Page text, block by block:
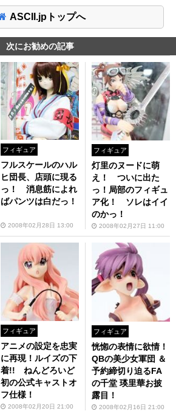
ASCII.jpトップへ
次にお勧めの記事
フィギュア
フルスケールのハル
ヒ団長、店頭に現る
っ！ 消息筋によれ
ばパンツは白だっ！
2008年02月28日 13:00
フィギュア
灯里のヌードに萌
え！ ついに出た
っ！局部のフィギュ
ア化！ ソレはイイ
のかっ！
2008年02月27日 11:00
フィギュア
アニメの設定を忠実
に再現！ルイズの下
着!! ねんどろいど
初の公式キャストオ
フ仕様！
2008年02月20日 21:00
フィギュア
恍惚の表情に欲情！
QBの美少女軍団 ＆
予約締切り迫るFA
の千堂 瑛里華お披
露目！
2008年02月16日 21:00